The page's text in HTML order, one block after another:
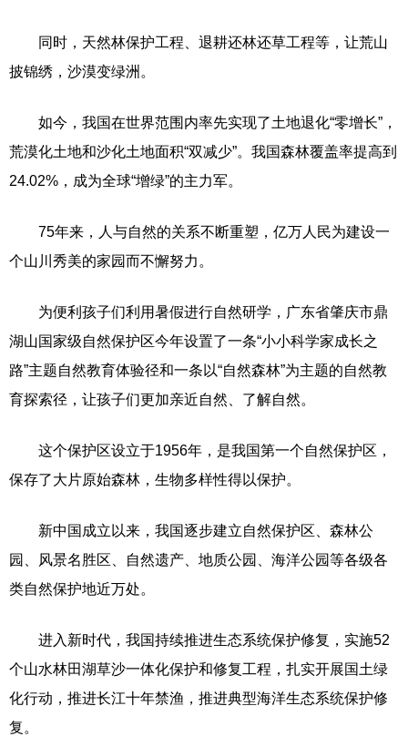
同时，天然林保护工程、退耕还林还草工程等，让荒山
披锦绣，沙漠变绿洲。
如今，我国在世界范围内率先实现了土地退化“零增长”，
荒漠化土地和沙化土地面积“双减少”。我国森林覆盖率提高到
24.02%，成为全球“增绿”的主力军。
75年来，人与自然的关系不断重塑，亿万人民为建设一
个山川秀美的家园而不懈努力。
为便利孩子们利用暑假进行自然研学，广东省肇庆市鼎
湖山国家级自然保护区今年设置了一条“小小科学家成长之
路”主题自然教育体验径和一条以“自然森林”为主题的自然教
育探索径，让孩子们更加亲近自然、了解自然。
这个保护区设立于1956年，是我国第一个自然保护区，
保存了大片原始森林，生物多样性得以保护。
新中国成立以来，我国逐步建立自然保护区、森林公
园、风景名胜区、自然遗产、地质公园、海洋公园等各级各
类自然保护地近万处。
进入新时代，我国持续推进生态系统保护修复，实施52
个山水林田湖草沙一体化保护和修复工程，扎实开展国土绿
化行动，推进长江十年禁渔，推进典型海洋生态系统保护修
复。